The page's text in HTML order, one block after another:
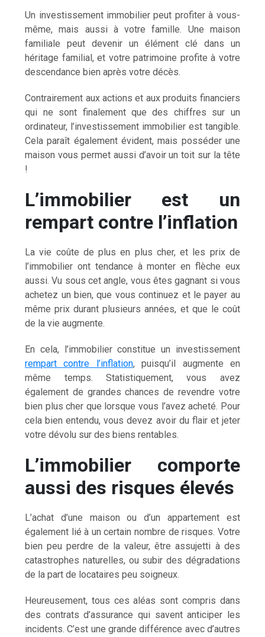
Un investissement immobilier peut profiter à vous-
même, mais aussi à votre famille. Une maison
familiale peut devenir un élément clé dans un
héritage familial, et votre patrimoine profite à votre
descendance bien après votre décès.
Contrairement aux actions et aux produits financiers
qui ne sont finalement que des chiffres sur un
ordinateur, l’investissement immobilier est tangible.
Cela paraît également évident, mais posséder une
maison vous permet aussi d’avoir un toit sur la tête
!
L’immobilier est un
rempart contre l’inflation
La vie coûte de plus en plus cher, et les prix de
l’immobilier ont tendance à monter en flèche eux
aussi. Vu sous cet angle, vous êtes gagnant si vous
achetez un bien, que vous continuez et le payer au
même prix durant plusieurs années, et que le coût
de la vie augmente.
En cela, l’immobilier constitue un investissement
rempart contre l’inflation, puisqu’il augmente en
même temps. Statistiquement, vous avez
également de grandes chances de revendre votre
bien plus cher que lorsque vous l’avez acheté. Pour
cela bien entendu, vous devez avoir du flair et jeter
votre dévolu sur des biens rentables.
L’immobilier comporte
aussi des risques élevés
L’achat d’une maison ou d’un appartement est
également lié à un certain nombre de risques. Votre
bien peu perdre de la valeur, être assujetti à des
catastrophes naturelles, ou subir des dégradations
de la part de locataires peu soigneux.
Heureusement, tous ces aléas sont compris dans
des contrats d’assurance qui savent anticiper les
incidents. C’est une grande différence avec d’autres